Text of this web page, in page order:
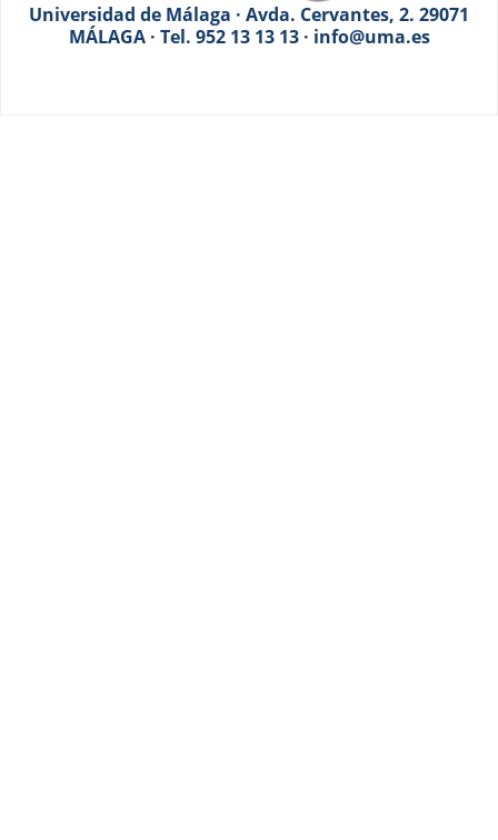
Universidad de Málaga · Avda. Cervantes, 2. 29071
MÁLAGA · Tel. 952 13 13 13 · info@uma.es